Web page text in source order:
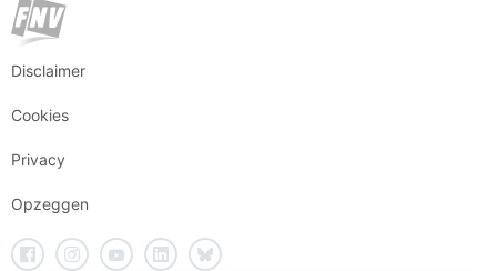
Disclaimer
Cookies
Privacy
Opzeggen